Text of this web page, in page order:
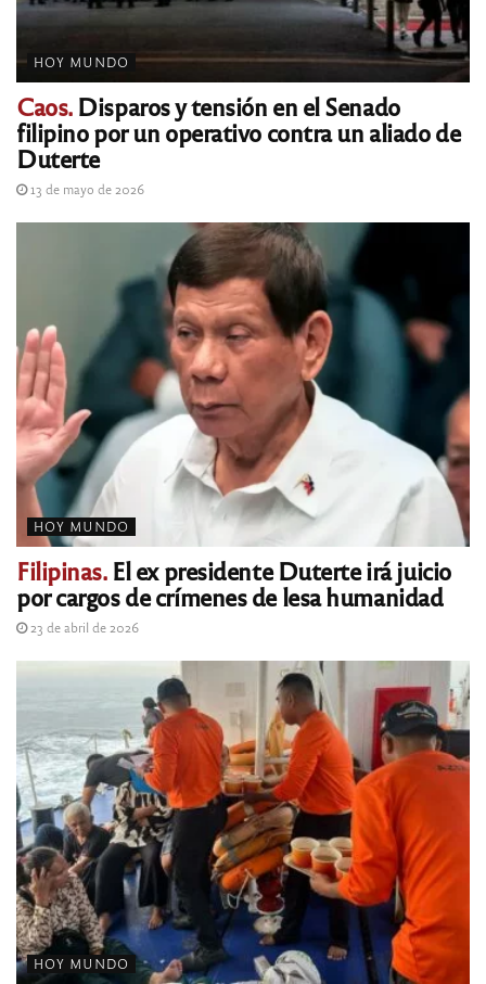
HOY MUNDO
Caos.Disparos y tensión en el Senado
filipino por un operativo contra un aliado de
Duterte
13 de mayo de 2026
HOY MUNDO
Filipinas.El ex presidente Duterte irá juicio
por cargos de crímenes de lesa humanidad
23 de abril de 2026
HOY MUNDO